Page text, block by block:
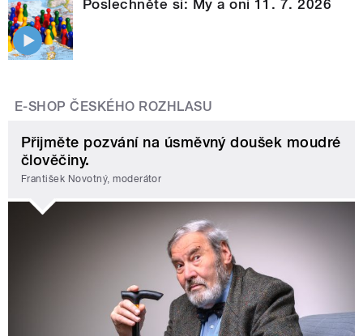
Poslechněte si: My a oni 11. 7. 2026
E-SHOP ČESKÉHO ROZHLASU
Přijměte pozvání na úsměvný doušek moudré
člověčiny.
František Novotný, moderátor